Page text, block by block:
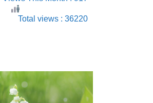
Total views : 36220